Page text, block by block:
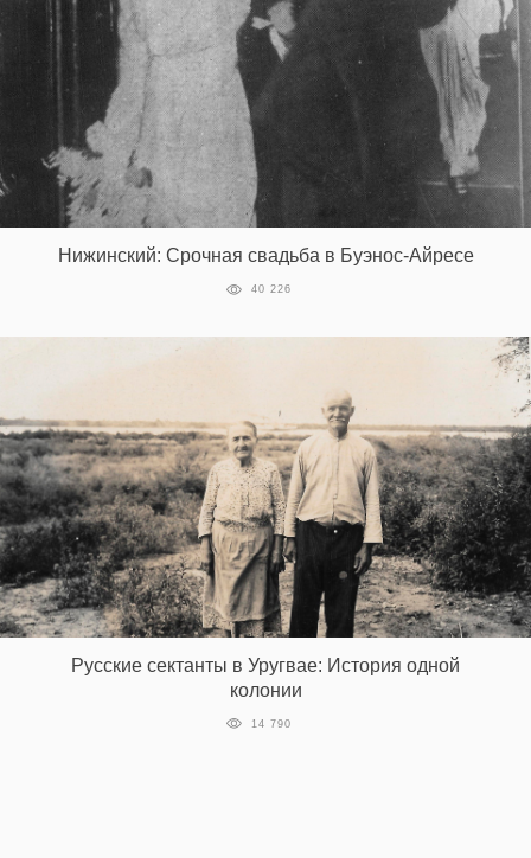
Нижинский: Срочная свадьба в Буэнос-Айресе
40 226
Русские сектанты в Уругвае: История одной
колонии
14 790